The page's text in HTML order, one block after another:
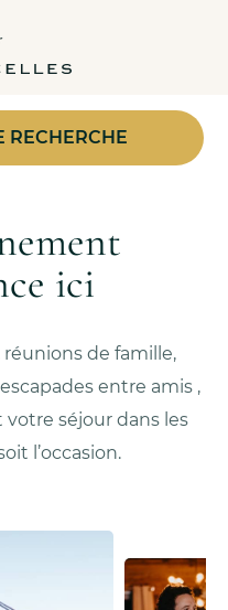
RECHERCHE
ici
réunions de famille,
entre amis ,
séjour dans les
l’occasion.